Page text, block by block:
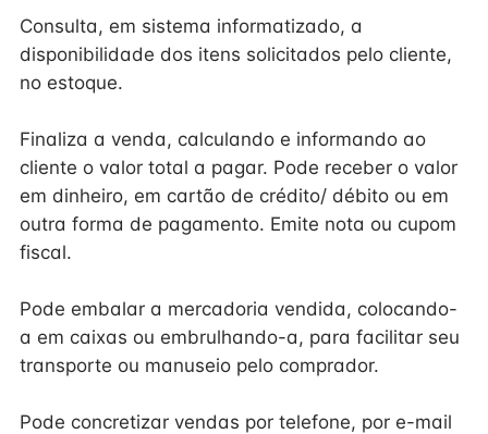
Consulta, em sistema informatizado, a
disponibilidade dos itens solicitados pelo cliente,
no estoque.
Finaliza a venda, calculando e informando ao
cliente o valor total a pagar. Pode receber o valor
em dinheiro, em cartão de crédito/ débito ou em
outra forma de pagamento. Emite nota ou cupom
fiscal.
Pode embalar a mercadoria vendida, colocando-
a em caixas ou embrulhando-a, para facilitar seu
transporte ou manuseio pelo comprador.
Pode concretizar vendas por telefone, por e-mail